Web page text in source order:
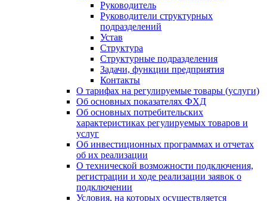
Руководитель
Руководители структурных
подразделений
Устав
Структура
Структурные подразделения
Задачи, функции предприятия
Контакты
О тарифах на регулируемые товары (услуги)
Об основных показателях ФХД
Об основных потребительских
характеристиках регулируемых товаров и
услуг
Об инвестиционных программах и отчетах
об их реализации
О технической возможности подключения,
регистрации и ходе реализации заявок о
подключении
Условия, на которых осуществляется